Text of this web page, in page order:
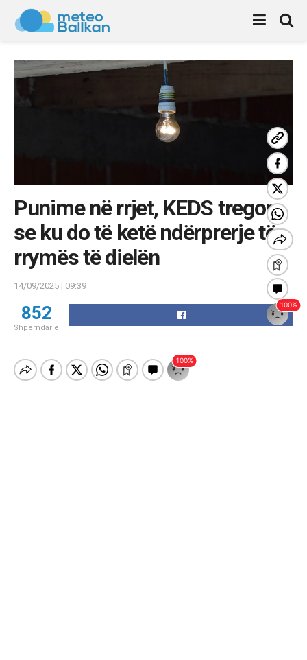
Punime në rrjet, KEDS tregon
se ku do të ketë ndërprerje të
rrymës të dielën
14/09/2025 | 09:39
852
Shpërndarje